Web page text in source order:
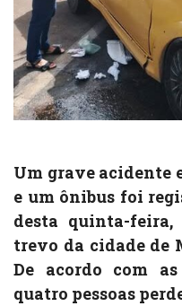
Um grave acidente
e um ônibus foi
desta quinta-
trevo da cidade de
De acordo com
quatro pessoas